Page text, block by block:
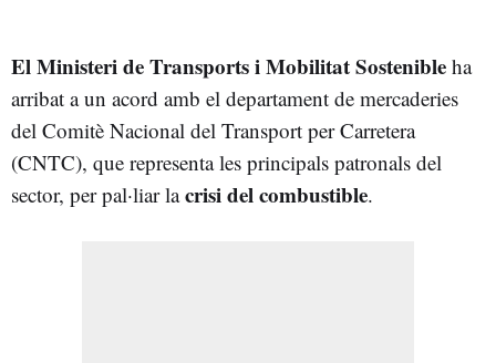
El Ministeri de Transports i Mobilitat Sostenible ha
arribat a un acord amb el departament de mercaderies
del Comitè Nacional del Transport per Carretera
(CNTC), que representa les principals patronals del
sector, per pal·liar lacrisi delcombustible.